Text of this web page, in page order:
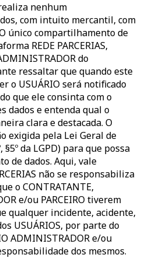
realiza nenhum
com intuito mercantil, com
único compartilhamento de
REDE PARCERIAS,
do
ressaltar que quando este
o USUÁRIO será notificado
que ele consinta com o
dados e entenda qual o
clara e destacada. O
exigida pela Lei Geral de
§5º da LGPD) para que possa
de dados. Aqui, vale
não se responsabiliza
o CONTRATANTE,
e/ou PARCEIRO tiverem
qualquer incidente, acidente,
USUÁRIOS, por parte do
ADMINISTRADOR e/ou
dos mesmos.